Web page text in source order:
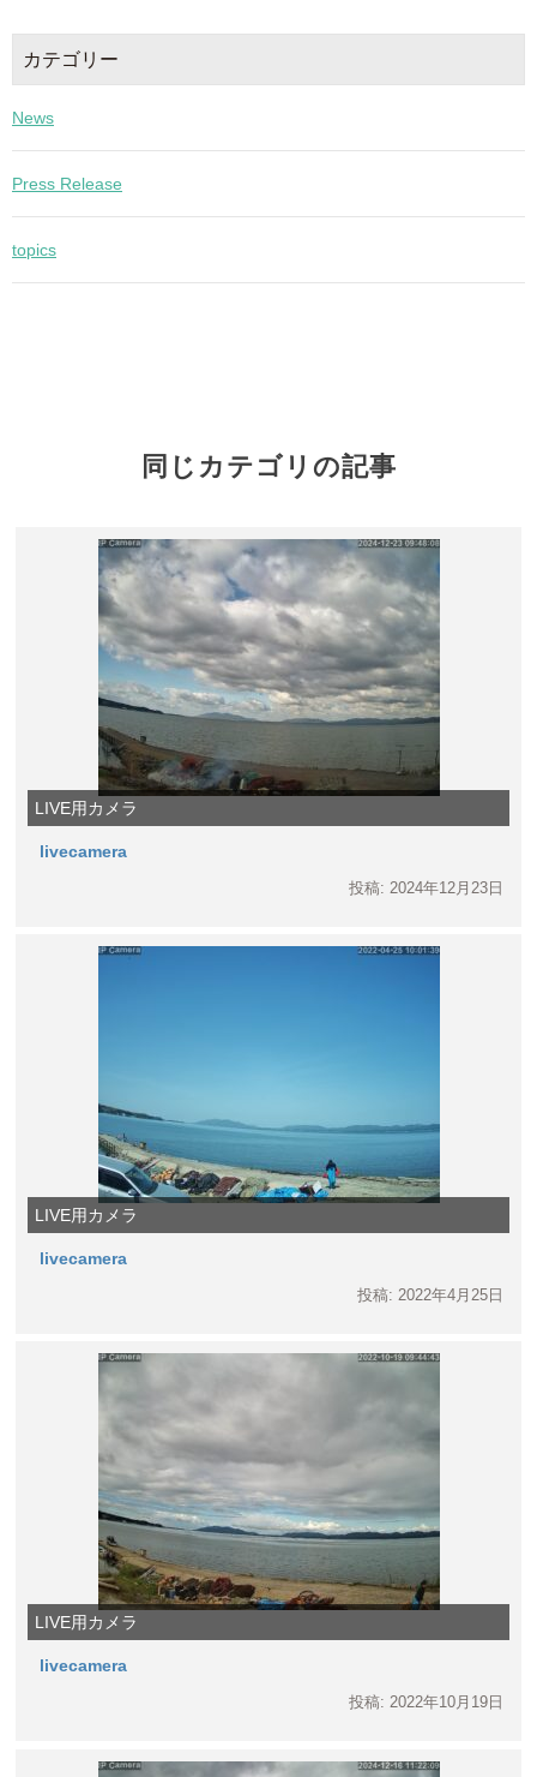
カテゴリー
News
Press Release
topics
同じカテゴリの記事
LIVE用カメラ
livecamera
投稿: 2024年12月23日
LIVE用カメラ
livecamera
投稿: 2022年4月25日
LIVE用カメラ
livecamera
投稿: 2022年10月19日